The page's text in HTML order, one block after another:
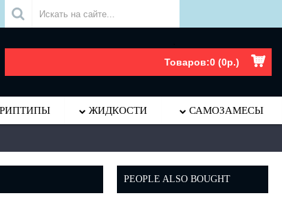
Товаров:0 (0р.)
ЖИДКОСТИ САМОЗАМЕСЫ
PEOPLE ALSO BOUGHT